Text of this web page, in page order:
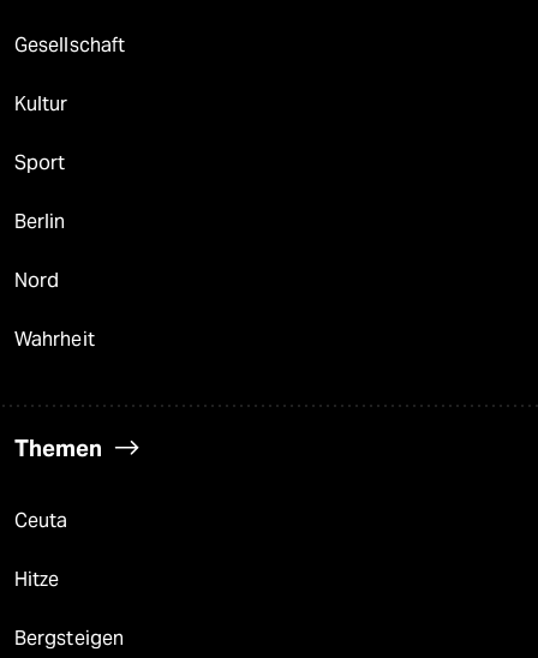
Gesellschaft
Kultur
Sport
Berlin
Nord
Wahrheit
Themen
Ceuta
Hitze
Bergsteigen